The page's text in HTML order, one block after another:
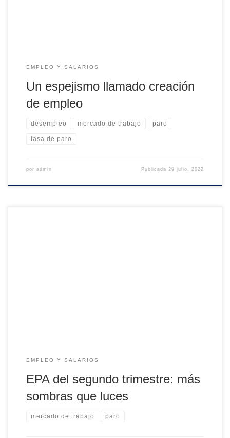
EMPLEO Y SALARIOS
Un espejismo llamado creación
de empleo
desempleo mercado de trabajo paro
tasa de paro
por admin Publicada 29 julio, 2022
EMPLEO Y SALARIOS
EPA del segundo trimestre: más
sombras que luces
mercado de trabajo paro